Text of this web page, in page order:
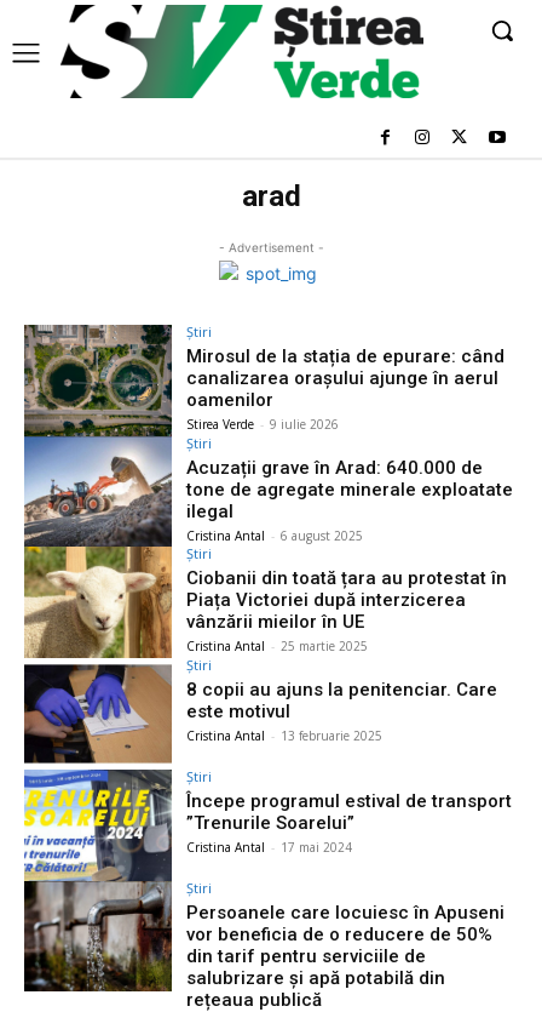
arad
- Advertisement -
Știri
Mirosul de la stația de epurare: când
canalizarea orașului ajunge în aerul
oamenilor
Stirea Verde - 9 iulie 2026
Știri
Acuzații grave în Arad: 640.000 de
tone de agregate minerale exploatate
ilegal
Cristina Antal - 6 august 2025
Știri
Ciobanii din toată țara au protestat în
Piața Victoriei după interzicerea
vânzării mieilor în UE
Cristina Antal - 25 martie 2025
Știri
8 copii au ajuns la penitenciar. Care
este motivul
Cristina Antal - 13 februarie 2025
Știri
Începe programul estival de transport
”Trenurile Soarelui”
Cristina Antal - 17 mai 2024
Știri
Persoanele care locuiesc în Apuseni
vor beneficia de o reducere de 50%
din tarif pentru serviciile de
salubrizare și apă potabilă din
rețeaua publică